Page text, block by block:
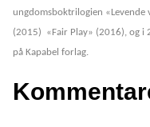
ungdomsboktrilogien
(2015) «Fair Play» (2016), og i
på Kapabel forlag.